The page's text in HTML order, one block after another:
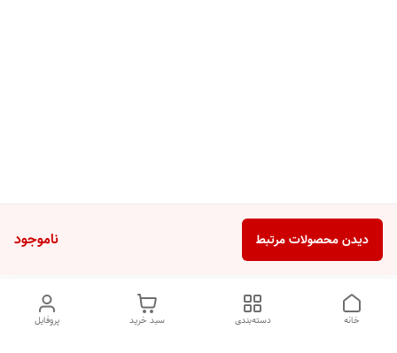
ناموجود دیدن محصولات مرتبط
پروفایل سبد خرید دسته‌بندی خانه